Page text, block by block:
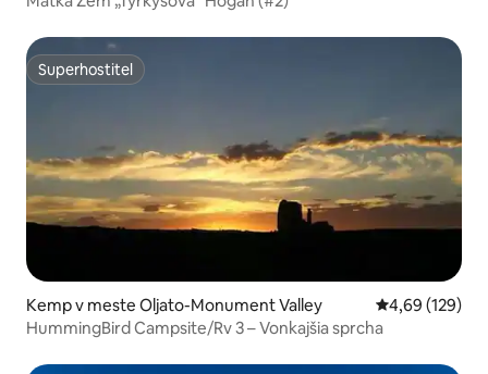
Superhostiteľ
Superhostiteľ
Kemp v meste Oljato-Monument Valley Priemerné
4,69 (129)
HummingBird Campsite/Rv 3 – Vonkajšia sprcha